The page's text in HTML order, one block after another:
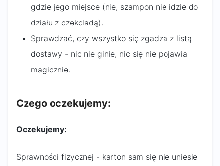
gdzie jego miejsce (nie, szampon nie idzie do
działu z czekoladą).
Sprawdzać, czy wszystko się zgadza z listą
dostawy - nic nie ginie, nic się nie pojawia
magicznie.
Czego oczekujemy:
Oczekujemy:
Sprawności fizycznej - karton sam się nie uniesie